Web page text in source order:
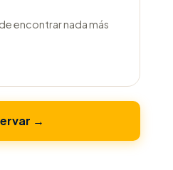
encontrar nada más
→